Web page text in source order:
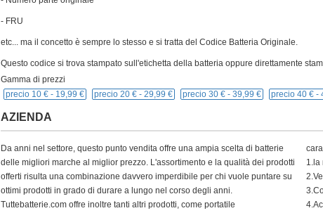
- FRU
etc... ma il concetto è sempre lo stesso e si tratta del Codice Batteria Originale.
Questo codice si trova stampato sull'etichetta della batteria oppure direttamente
Gamma di prezzi
precio 10 € - 19,99 € precio 20 € - 29,99 € precio 30 € - 39,99 € precio 40 € -
AZIENDA
Da anni nel settore, questo punto vendita offre una ampia scelta di batterie
delle migliori marche al miglior prezzo. L'assortimento e la qualità dei prodotti
offerti risulta una combinazione davvero imperdibile per chi vuole puntare su
ottimi prodotti in grado di durare a lungo nel corso degli anni.
Tuttebatterie.com offre inoltre tanti altri prodotti, come portatile
1.la